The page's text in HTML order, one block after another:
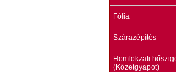
Fólia
Szárazépítés
Homlokzati
(Kőzetgyapot)